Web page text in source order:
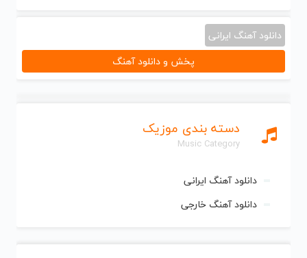
دسته بندی موزیک
Music Category
دانلود آهنگ ایرانی
دانلود آهنگ خارجی
دانلود آهنگ ایرانی
پخش و دانلود آهنگ